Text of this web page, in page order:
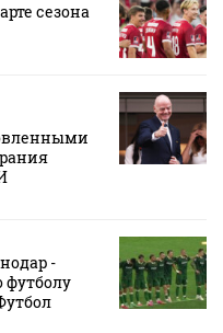
сезона
-
футболу